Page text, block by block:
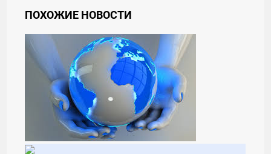
ПОХОЖИЕ НОВОСТИ